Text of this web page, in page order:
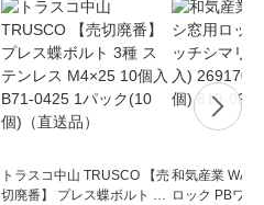
トラスコ中山 TRUSCO 【売
切廃番】 プレス蝶ボルト 3
和気産業
ロック PBワン